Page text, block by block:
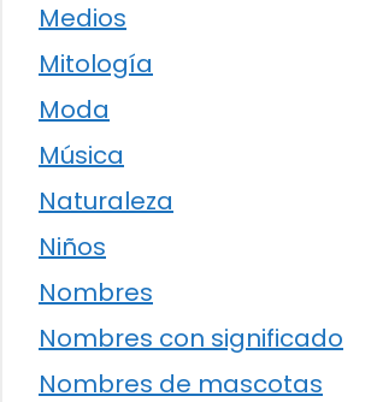
Medios
Mitología
Moda
Música
Naturaleza
Niños
Nombres
Nombres con significado
Nombres de mascotas